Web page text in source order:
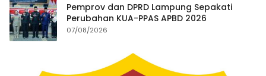
Pemprov dan DPRD Lampung Sepakati
Perubahan KUA-PPAS APBD 2026
07/08/2026